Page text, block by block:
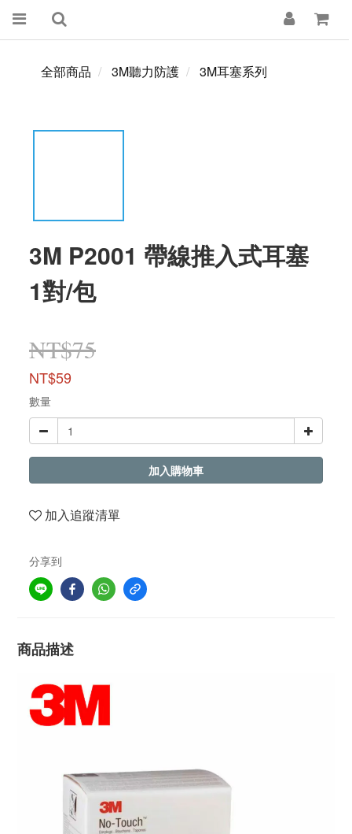
全部商品 3M聽力防護 3M耳塞系列
3M P2001 帶線推入式耳塞
1對/包
NT$75
NT$59
數量
加入購物車
加入追蹤清單
分享到
商品描述